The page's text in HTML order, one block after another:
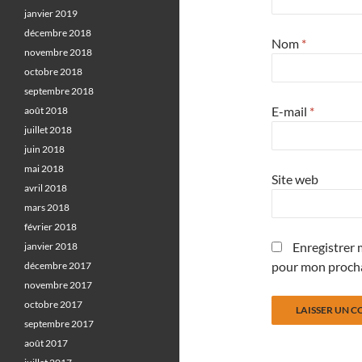
Nom *
E-mail *
Site web
Enregistrer
pour mon
janvier 2019
décembre 2018
novembre 2018
octobre 2018
septembre 2018
août 2018
juillet 2018
juin 2018
mai 2018
avril 2018
mars 2018
février 2018
janvier 2018
décembre 2017
novembre 2017
octobre 2017
septembre 2017
août 2017